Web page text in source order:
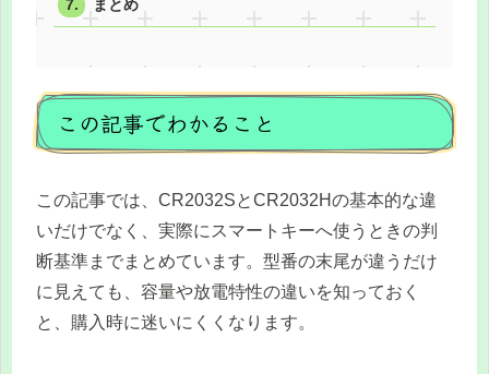
まとめ
この記事でわかること
この記事では、CR2032SとCR2032Hの基本的な違
いだけでなく、実際にスマートキーへ使うときの判
断基準までまとめています。型番の末尾が違うだけ
に見えても、容量や放電特性の違いを知っておく
と、購入時に迷いにくくなります。